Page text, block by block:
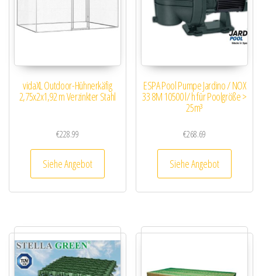
vidaXL Outdoor-Hühnerkäfig
2,75x2x1,92 m Verzinkter Stahl
€228.99
Siehe Angebot
ESPA Pool Pumpe Jardino / NOX
33 8M 10500 l/ h für Poolgröße >
25m³
€268.69
Siehe Angebot